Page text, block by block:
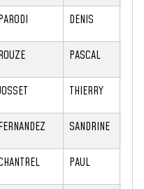
DENIS
PASCAL
THIERRY
SANDRINE
PAUL